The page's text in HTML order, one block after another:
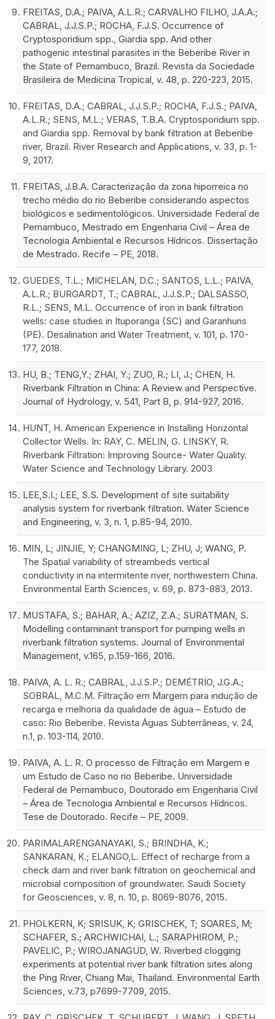
FREITAS, D.A.; PAIVA, A.L.R.; CARVALHO FILHO, J.A.A.;
CABRAL, J.J.S.P.; ROCHA, F.J.S. Occurrence of
Cryptosporidium spp., Giardia spp. And other
pathogenic intestinal parasites in the Beberibe River in
the State of Pernambuco, Brazil. Revista da Sociedade
Brasileira de Medicina Tropical, v. 48, p. 220-223, 2015.
FREITAS, D.A.; CABRAL, J.J.S.P.; ROCHA, F.J.S.; PAIVA,
A.L.R.; SENS, M.L.; VERAS, T.B.A. Cryptosporidium spp.
and Giardia spp. Removal by bank filtration at Beberibe
river, Brazil. River Research and Applications, v. 33, p. 1-
9, 2017.
FREITAS, J.B.A. Caracterização da zona hiporreica no
trecho médio do rio Beberibe considerando aspectos
biológicos e sedimentológicos. Universidade Federal de
Pernambuco, Mestrado em Engenharia Civil – Área de
Tecnologia Ambiental e Recursos Hídricos. Dissertação
de Mestrado. Recife – PE, 2018.
GUEDES, T.L.; MICHELAN, D.C.; SANTOS, L.L.; PAIVA,
A.L.R.; BURGARDT, T.; CABRAL, J.J.S.P.; DALSASSO,
R.L.; SENS, M.L. Occurrence of iron in bank filtration
wells: case studies in Ituporanga (SC) and Garanhuns
(PE). Desalination and Water Treatment, v. 101, p. 170-
177, 2018.
HU, B.; TENG,Y.; ZHAI, Y.; ZUO, R.; LI, J.; CHEN, H.
Riverbank Filtration in China: A Review and Perspective.
Journal of Hydrology, v. 541, Part B, p. 914-927, 2016.
HUNT, H. American Experience in Installing Horizontal
Collector Wells. In: RAY, C. MELIN, G. LINSKY, R.
Riverbank Filtration: Improving Source- Water Quality.
Water Science and Technology Library. 2003
LEE,S.I.; LEE, S.S. Development of site suitability
analysis system for riverbank filtration. Water Science
and Engineering, v. 3, n. 1, p.85-94, 2010.
MIN, L; JINJIE, Y; CHANGMING, L; ZHU, J; WANG, P.
The Spatial variability of streambeds vertical
conductivity in na intermitente river, northwestern China.
Environmental Earth Sciences, v. 69, p. 873-883, 2013.
MUSTAFA, S.; BAHAR, A.; AZIZ, Z.A.; SURATMAN, S.
Modelling contaminant transport for pumping wells in
riverbank filtration systems. Journal of Environmental
Management, v.165, p.159-166, 2016.
PAIVA, A. L. R.; CABRAL, J.J.S.P.; DEMÉTRIO, J.G.A.;
SOBRAL, M.C.M. Filtração em Margem para indução de
recarga e melhoria da qualidade de água – Estudo de
caso: Rio Beberibe. Revista Águas Subterrâneas, v. 24,
n.1, p. 103-114, 2010.
PAIVA, A. L. R. O processo de Filtração em Margem e
um Estudo de Caso no rio Beberibe. Universidade
Federal de Pernambuco, Doutorado em Engenharia Civil
– Área de Tecnologia Ambiental e Recursos Hídricos.
Tese de Doutorado. Recife – PE, 2009.
PARIMALARENGANAYAKI, S.; BRINDHA, K.;
SANKARAN, K.; ELANGO,L. Effect of recharge from a
check dam and river bank filtration on geochemical and
microbial composition of groundwater. Saudi Society
for Geosciences, v. 8, n. 10, p. 8069-8076, 2015.
PHOLKERN, K; SRISUK, K; GRISCHEK, T; SOARES, M;
SCHAFER, S.; ARCHWICHAI, L.; SARAPHIROM, P.;
PAVELIC, P.; WIROJANAGUD, W. Riverbed clogging
experiments at potential river bank filtration sites along
the Ping River, Chiang Mai, Thailand. Environmental Earth
Sciences, v.73, p7699-7709, 2015.